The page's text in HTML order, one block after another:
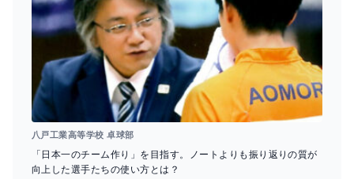
八戸工業高等学校 卓球部
「日本一のチーム作り」を目指す。ノートよりも振り返りの質が
向上した選手たちの使い方とは？